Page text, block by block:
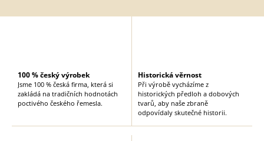
ý
u
100 % český výrobek
Jsme 100 % česká firma, která si
zakládá na tradičních hodnotách
poctivého českého řemesla.
Historická věrnost
Při výrobě vycházíme z
historických předloh a dobových
tvarů, aby naše zbraně
odpovídaly skutečné historii.